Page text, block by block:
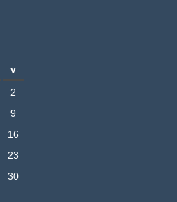
v
2
9
16
23
30